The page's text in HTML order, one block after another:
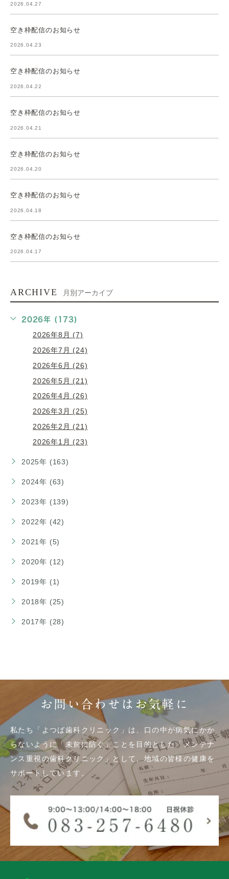
2026.04.27
空き枠配信のお知らせ
2026.04.23
空き枠配信のお知らせ
2026.04.22
空き枠配信のお知らせ
2026.04.21
空き枠配信のお知らせ
2026.04.20
空き枠配信のお知らせ
2026.04.18
空き枠配信のお知らせ
2026.04.17
ARCHIVE 月別アーカイブ
2026年 (173)
2026年8月 (7)
2026年7月 (24)
2026年6月 (26)
2026年5月 (21)
2026年4月 (26)
2026年3月 (25)
2026年2月 (21)
2026年1月 (23)
2025年 (163)
2024年 (63)
2023年 (139)
2022年 (42)
2021年 (5)
2020年 (12)
2019年 (1)
2018年 (25)
2017年 (28)
お問い合わせはお気軽に
私たち「よつば歯科クリニック」は、口の中が病気にかか
らないように「未前に防ぐ」ことを目的とした「メンテナ
ンス重視の歯科クリニック」として、地域の皆様の健康を
サポートしています。